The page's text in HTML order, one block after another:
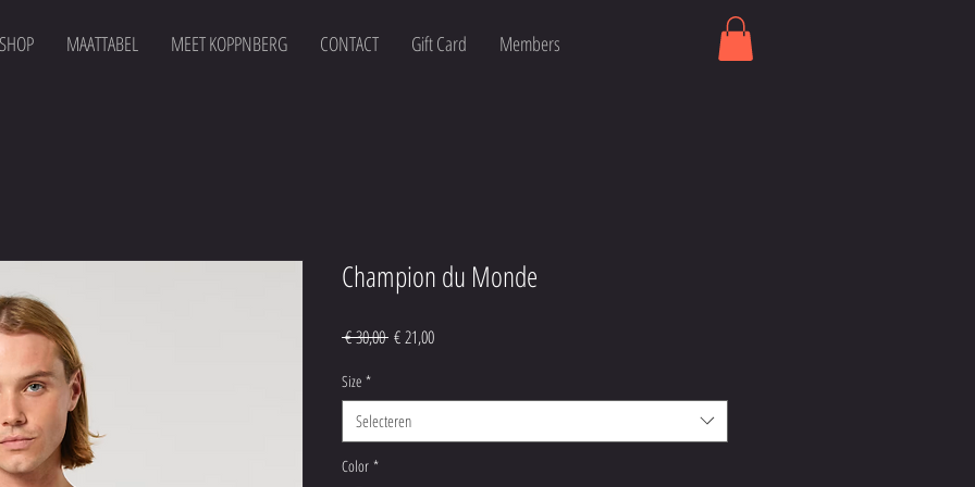
SHOP MAATTABEL MEET KOPPNBERG CONTACT Gift Card Members
Champion du Monde
€ 30,00 Normale
€ 21,00Verkoopprijs
Size *
Selecteren
Color *